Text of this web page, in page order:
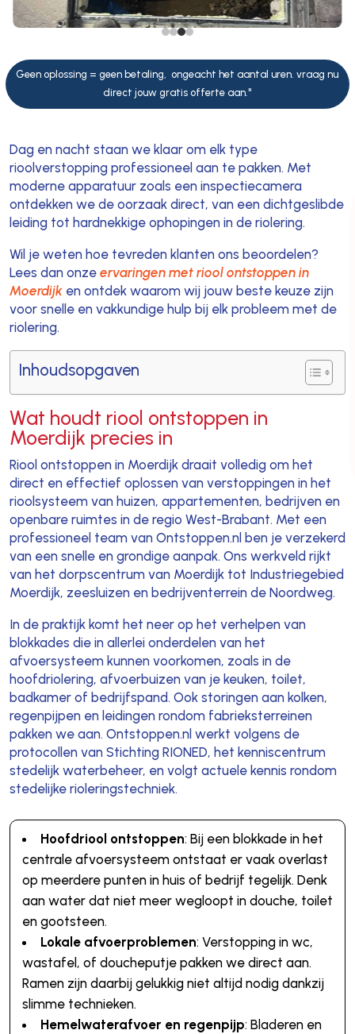
Geen oplossing = geen betaling, ongeacht het aantal uren. vraag nu
direct jouw gratis offerte aan."
Dag en nacht staan we klaar om elk type
rioolverstopping professioneel aan te pakken. Met
moderne apparatuur zoals een inspectiecamera
ontdekken we de oorzaak direct, van een dichtgeslibde
leiding tot hardnekkige ophopingen in de riolering.
Wil je weten hoe tevreden klanten ons beoordelen?
Lees dan onze ervaringen met riool ontstoppen in
Moerdijken ontdek waarom wij jouw beste keuze zijn
voor snelle en vakkundige hulp bij elk probleem met de
riolering.
Inhoudsopgaven
Wat houdt riool ontstoppen in
Moerdijk precies in
Riool ontstoppen in Moerdijk draait volledig om het
direct en effectief oplossen van verstoppingen in het
rioolsysteem van huizen, appartementen, bedrijven en
openbare ruimtes in de regio West-Brabant. Met een
professioneel team van Ontstoppen.nl ben je verzekerd
van een snelle en grondige aanpak. Ons werkveld rijkt
van het dorpscentrum van Moerdijk tot Industriegebied
Moerdijk, zeesluizen en bedrijventerrein de Noordweg.
In de praktijk komt het neer op het verhelpen van
blokkades die in allerlei onderdelen van het
afvoersysteem kunnen voorkomen, zoals in de
hoofdriolering, afvoerbuizen van je keuken, toilet,
badkamer of bedrijfspand. Ook storingen aan kolken,
regenpijpen en leidingen rondom fabrieksterreinen
pakken we aan. Ontstoppen.nl werkt volgens de
protocollen van Stichting RIONED, het kenniscentrum
stedelijk waterbeheer, en volgt actuele kennis rondom
stedelijke rioleringstechniek.
Hoofdriool ontstoppen: Bij een blokkade in het
centrale afvoersysteem ontstaat er vaak overlast
op meerdere punten in huis of bedrijf tegelijk. Denk
aan water dat niet meer wegloopt in douche, toilet
en gootsteen.
Lokale afvoerproblemen: Verstopping in wc,
wastafel, of doucheputje pakken we direct aan.
Ramen zijn daarbij gelukkig niet altijd nodig dankzij
slimme technieken.
Hemelwaterafvoer en regenpijp: Bladeren en